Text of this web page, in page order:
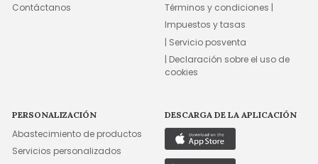
Contáctanos
Términos y condiciones |
Impuestos y tasas
| Servicio posventa
| Declaración sobre el uso de
cookies
PERSONALIZACIÓN
Abastecimiento de productos
Servicios personalizados
DESCARGA DE LA APLICACIÓN